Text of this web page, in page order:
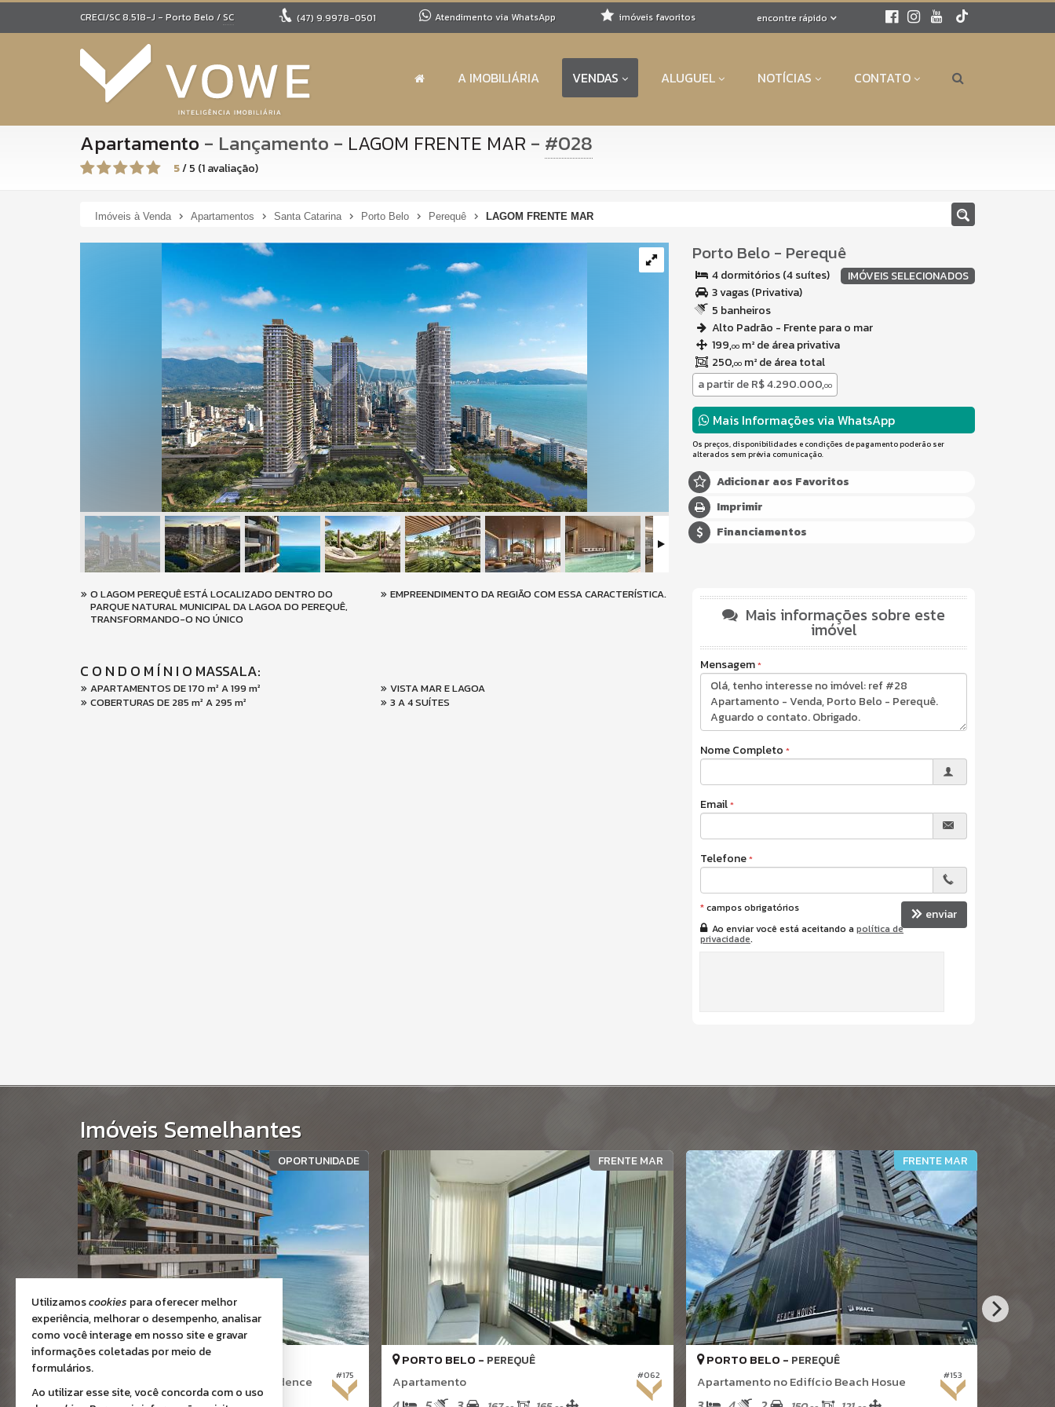
CRECI/SC 8.518-J - Porto Belo /SC (47)9.9978-0501 Atendimento via WhatsApp encontre rápido
imóveis favoritos
A IMOBILIÁRIA VENDAS ALUGUEL NOTÍCIAS CONTATO
Apartamento - Lançamento - LAGOM FRENTE MAR - #028
5/5 (1avaliação)
Imóveis à Venda Apartamentos Santa Catarina Porto Belo Perequê LAGOM FRENTE MAR
Porto Belo- Perequê
IMÓVEIS SELECIONADOS
4 dormitórios (4 suítes)
3 vagas (Privativa)
5 banheiros
Alto Padrão - Frente para o mar
199,00 m² de área privativa
250,00 m² de área total
a partir deR$ 4.290.000,00
Mais Informações via WhatsApp
Os preços, disponibilidades e condições de pagamento poderão ser
alterados sem prévia comunicação.
Adicionar aos Favoritos
Imprimir
Financiamentos
O LAGOM PEREQUÊ ESTÁ LOCALIZADO DENTRO DO
PARQUE NATURAL MUNICIPAL DA LAGOA DO PEREQUÊ,
TRANSFORMANDO-O NO ÚNICO
EMPREENDIMENTO DA REGIÃO COM ESSA CARACTERÍSTICA.
C O N D O M Í N I O MASSALA:
APARTAMENTOS DE 170 m² A 199 m²
COBERTURAS DE 285 m² A 295 m²
VISTA MAR E LAGOA
3 A 4 SUÍTES
Mais informações sobre este
imóvel
Mensagem
Nome Completo
Email
Telefone
*campos obrigatórios
Ao enviar você está aceitando apolítica de
privacidade.
enviar
Imóveis Semelhantes
#154
OPORTUNIDADE
#175
PORTO BELO -PEREQUÊ
Apartamento no Edifício Hera Residence
FRENTE MAR
#062
PORTO BELO - PEREQUÊ
Apartamento
FRENTE MAR
#153
PORTO BELO - PEREQUÊ
Apartamento no Edifício Beach Hosue
Utilizamoscookies para oferecer melhor
experiência, melhorar o desempenho, analisar
como você interage em nosso site e gravar
informações coletadas por meio de
formulários.
Ao utilizar esse site, você concorda com o uso